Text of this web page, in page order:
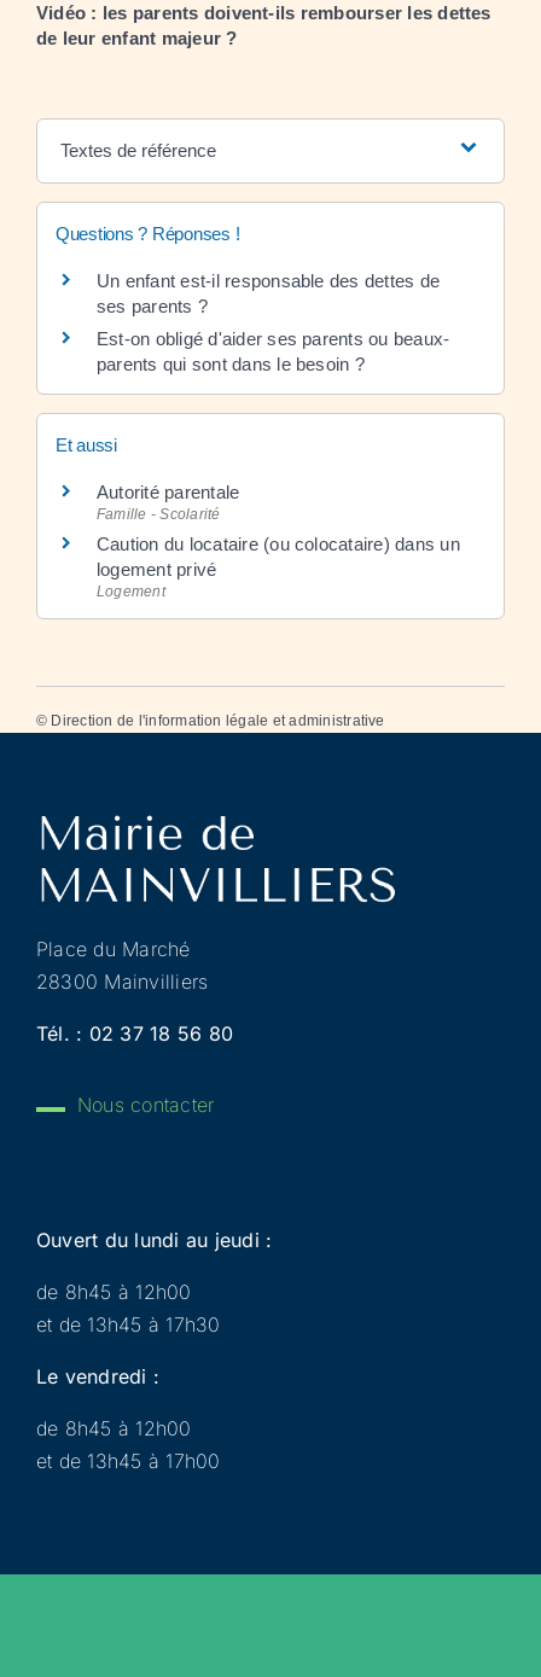
Vidéo : les parents doivent-ils rembourser les dettes
de leur enfant majeur ?
Textes de référence
Questions ? Réponses !
Un enfant est-il responsable des dettes de
ses parents ?
Est-on obligé d'aider ses parents ou beaux-
parents qui sont dans le besoin ?
Et aussi
Autorité parentale
Famille - Scolarité
Caution du locataire (ou colocataire) dans un
logement privé
Logement
© Direction de l'information légale et administrative
Place du Marché
28300 Mainvilliers
Tél. : 02 37 18 56 80
Nous contacter
Ouvert du lundi au jeudi :
de 8h45 à 12h00
et de 13h45 à 17h30
Le vendredi :
de 8h45 à 12h00
et de 13h45 à 17h00